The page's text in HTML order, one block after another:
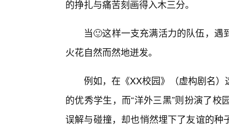
的挣扎与痛苦刻画得入木三分。
当🙂这样一支充满活力的队伍，
火花自然而然地迸发。
例如，在《XX校园》（虚构剧名
的优秀学生，而“洋外三黑”则扮演了
误解与碰撞，却也悄然埋下了友谊的